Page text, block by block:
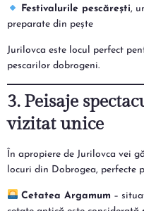
Festivalurile pescărești,
preparate din pește
Jurilovca este locul perfect
pescarilor dobrogeni.
3. Peisaje
vizitat unice
În apropiere de Jurilovca vei
locuri din Dobrogea, perfecte
Cetatea Argamum –